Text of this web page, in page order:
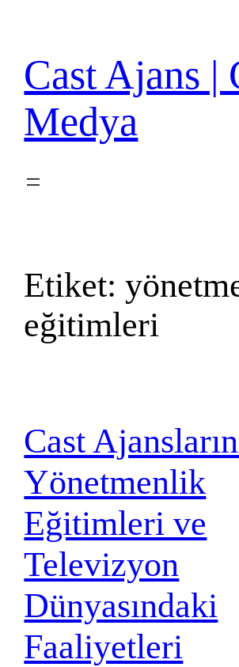
Cast Ajans |
Medya
Etiket:
eğitimleri
Cast
Yönetmenlik
Eğitimleri ve
Televizyon
Dünyasındaki
Faaliyetleri